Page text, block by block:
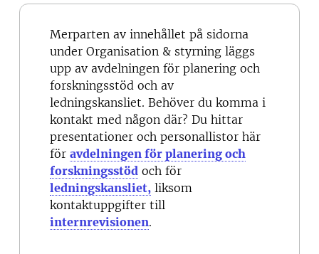
Merparten av innehållet på sidorna
under Organisation & styrning läggs
upp av avdelningen för planering och
forskningsstöd och av
ledningskansliet. Behöver du komma i
kontakt med någon där? Du hittar
presentationer och personallistor här
för avdelningen för planering och
forskningsstöd och för
ledningskansliet, liksom
kontaktuppgifter till
internrevisionen.